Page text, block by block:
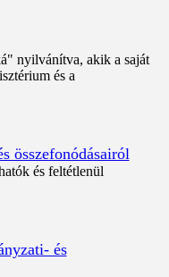
nyilvánítva, akik a saját
és a
összefonódásairól
és feltétlenül
és